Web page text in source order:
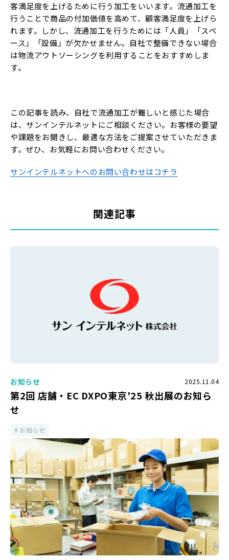
客満足度を上げるために行う加工をいいます。流通加工を
行うことで商品の付加価値を高めて、顧客満足度を上げら
れます。しかし、流通加工を行うためには「人員」「スペ
ース」「設備」が欠かせません。自社で整備できない場合
は物流アウトソーシングを利用することをおすすめしま
す。
この記事を読み、自社で流通加工が難しいと感じた場合
は、サンインテルネットにご相談ください。お客様の要望
や課題をお聞きし、最適な方法をご提案させていただきま
す。ぜひ、お気軽にお問い合わせください。
サンインテルネットへのお問い合わせはコチラ
関連記事
お知らせ 2025.11.04
第2回 店舗・EC DXPO東京'25 秋出展のお知ら
せ
お知らせ